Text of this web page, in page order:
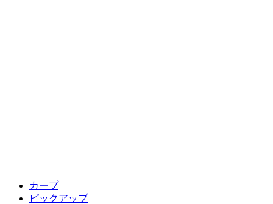
カープ
ピックアップ